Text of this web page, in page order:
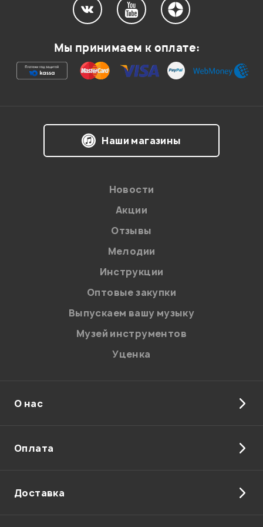
Ваша оценка:
на обработку персональных данных в
Политикой в отношении обработки
персональных данных.
Введите проверочное число:
Отправить
Мы принимаем к оплате:
Наши магазины
Новости
Акции
Отзывы
Мелодии
Инструкции
Оптовые закупки
Выпускаем вашу музыку
Музей инструментов
Уценка
О нас
Оплата
Доставка